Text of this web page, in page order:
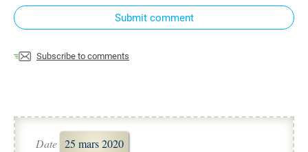
Submit comment
Subscribe to comments
Date 25 mars 2020